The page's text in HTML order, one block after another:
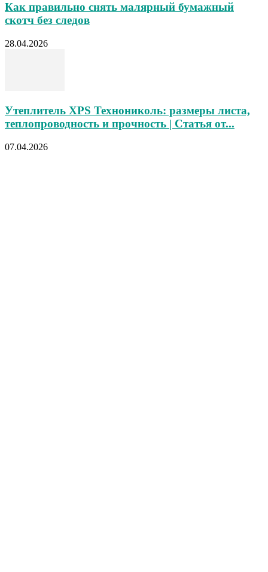
Как правильно снять малярный бумажный
скотч без следов
28.04.2026
Утеплитель XPS Технониколь: размеры листа,
теплопроводность и прочность | Статья от...
07.04.2026